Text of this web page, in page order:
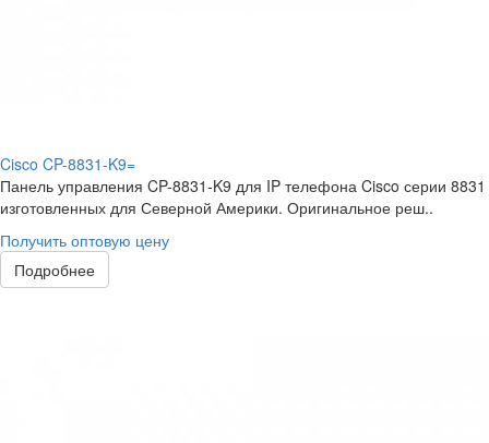
Cisco CP-8831-K9=
Панель управления CP-8831-K9 для IP телефона Cisco серии 8831
изготовленных для Северной Америки. Оригинальное реш..
Получить оптовую цену
Подробнее